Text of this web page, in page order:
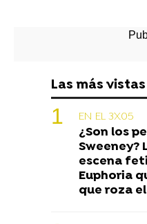
Las más vistas
EN EL 3X05
¿Son los
Sweeney?
escena
Euphoria
que roza